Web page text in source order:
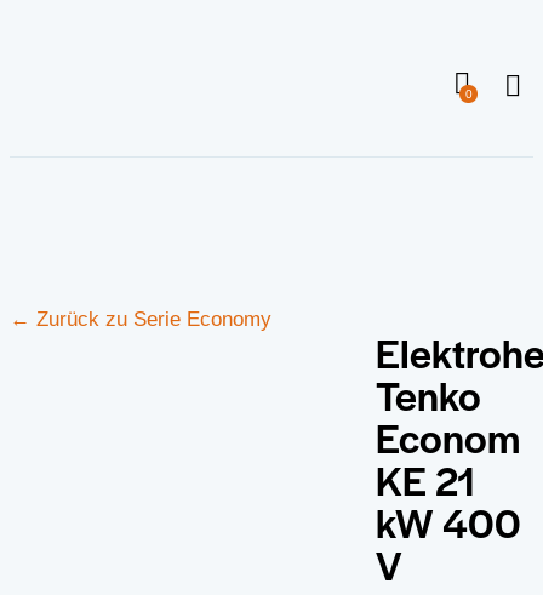
0
← Zurück zu Serie Economy
Tenko
Econom
KE 21
kW 400
V